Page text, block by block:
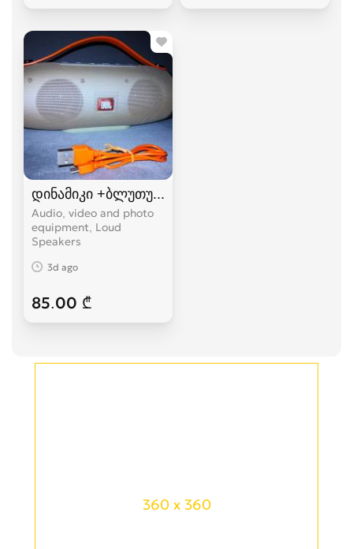
დინამიკი +ბლუთუზი+FM+USB.(K5+)
Audio, video and photo
equipment, Loud
Speakers
3d ago
85.00 ₾
360 x 360